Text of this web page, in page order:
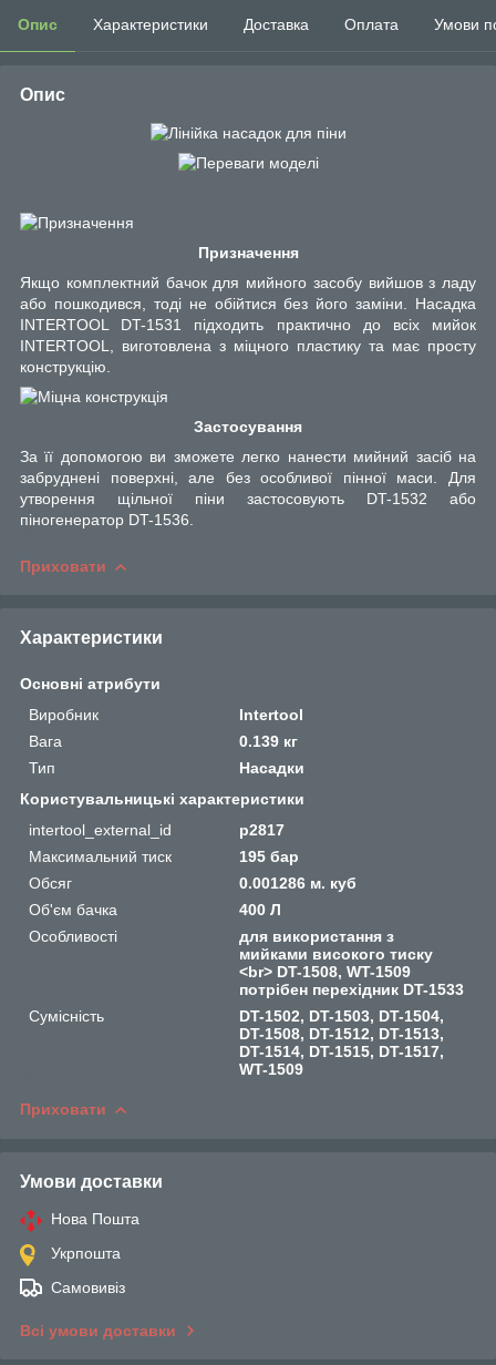
Опис Характеристики Доставка Оплата Умови
Опис
Призначення
Якщо комплектний бачок для мийного засобу вийшов з ладу
або пошкодився, тоді не обійтися без його заміни. Насадка
INTERTOOL DT-1531 підходить практично до всіх мийок
INTERTOOL, виготовлена з міцного пластику та має просту
конструкцію.
Застосування
За її допомогою ви зможете легко нанести мийний засіб на
забруднені поверхні, але без особливої пінної маси. Для
утворення щільної піни застосовують DT-1532 або
піногенератор DT-1536.
Приховати
Характеристики
Основні атрибути
Виробник
Intertool
Вага
0.139 кг
Тип
Насадки
Користувальницькі характеристики
intertool_external_id
p2817
Максимальний тиск
195 бар
Обсяг
0.001286 м. куб
Об'єм бачка
400 Л
Особливості
для використання з
мийками високого тиску
<br> DT-1508, WT-1509
потрібен перехідник DT-1533
Сумісність
DT-1502, DT-1503, DT-1504,
DT-1508, DT-1512, DT-1513,
DT-1514, DT-1515, DT-1517,
WT-1509
Приховати
Умови доставки
Нова Пошта
Укрпошта
Самовивіз
Всі умови доставки